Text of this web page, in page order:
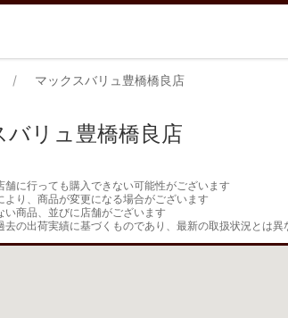
マックスバリュ豊橋橋良店
バリュ豊橋橋良店
舗に行っても購入できない可能性がございます
より、商品が変更になる場合がございます
い商品、並びに店舗がございます
去の出荷実績に基づくものであり、最新の取扱状況とは異